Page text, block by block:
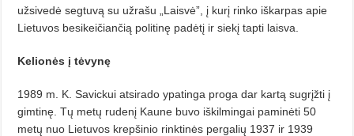
užsivedė segtuvą su užrašu „Laisvė”, į kurį rinko iškarpas apie
Lietuvos besikeičiančią politinę padėtį ir siekį tapti laisva.
Kelionės į tėvynę
1989 m. K. Savickui atsirado ypatinga proga dar kartą sugrįžti į
gimtinę. Tų metų rudenį Kaune buvo iškilmingai paminėti 50
metų nuo Lietuvos krepšinio rinktinės pergalių 1937 ir 1939